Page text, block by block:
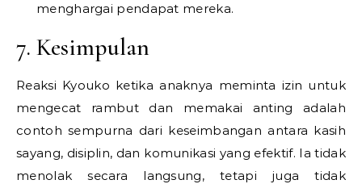
menghargai pendapat mereka.
7. Kesimpulan
Reaksi Kyouko ketika anaknya meminta izin untuk
mengecat rambut dan memakai anting adalah
contoh sempurna dari keseimbangan antara kasih
sayang, disiplin, dan komunikasi yang efektif. Ia tidak
menolak secara langsung, tetapi juga tidak